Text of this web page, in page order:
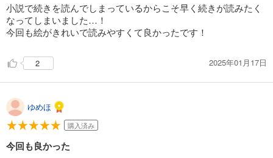
小説で続きを読んでしまっているからこそ早く続きが読みたく
なってしまいました…！
今回も絵がきれいで読みやすくて良かったです！
2 2025年01月17日
ゆめほ
購入済み
今回も良かった